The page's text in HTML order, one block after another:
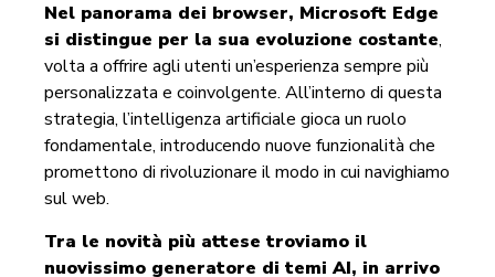
Nel panorama dei browser, Microsoft Edge
si distingue per la sua evoluzione costante,
volta a offrire agli utenti un’esperienza sempre più
personalizzata e coinvolgente. All’interno di questa
strategia, l’intelligenza artificiale gioca un ruolo
fondamentale, introducendo nuove funzionalità che
promettono di rivoluzionare il modo in cui navighiamo
sul web.
Tra le novità più attese troviamo il
nuovissimo generatore di temi AI, in arrivo